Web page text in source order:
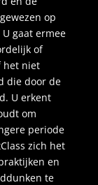
op
gaat ermee
of
het niet
die door de
U erkent
om
periode
zich het
en
te